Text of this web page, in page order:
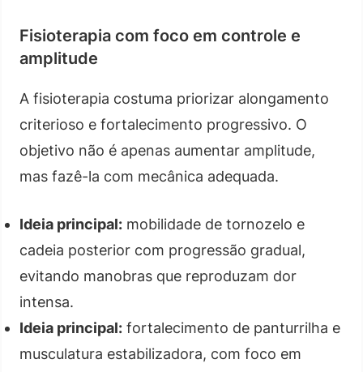
Fisioterapia com foco em controle e
amplitude
A fisioterapia costuma priorizar alongamento
criterioso e fortalecimento progressivo. O
objetivo não é apenas aumentar amplitude,
mas fazê-la com mecânica adequada.
Ideia principal: mobilidade de tornozelo e
cadeia posterior com progressão gradual,
evitando manobras que reproduzam dor
intensa.
Ideia principal: fortalecimento de panturrilha e
musculatura estabilizadora, com foco em